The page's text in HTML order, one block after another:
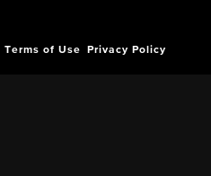
Terms of Use Privacy Policy